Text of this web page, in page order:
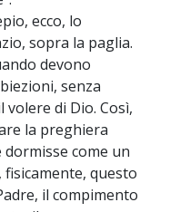
ecco, lo
sopra la paglia.
devono
senza
di Dio. Così,
la preghiera
come un
questo
il compimento